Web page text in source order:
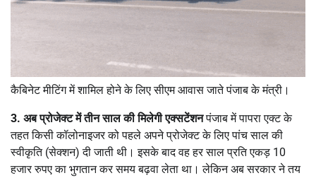
कैबिनेट मीटिंग में शामिल होने के लिए सीएम आवास जाते पंजाब के मंत्री।
3. अब प्रोजेक्ट में तीन साल की मिलेगी एक्सटेंशनपंजाब में पापरा एक्ट के
तहत किसी कॉलोनाइजर को पहले अपने प्रोजेक्ट के लिए पांच साल की
स्वीकृति (सेक्शन) दी जाती थी। इसके बाद वह हर साल प्रति एकड़ 10
हजार रुपए का भुगतान कर समय बढ़वा लेता था। लेकिन अब सरकार ने तय